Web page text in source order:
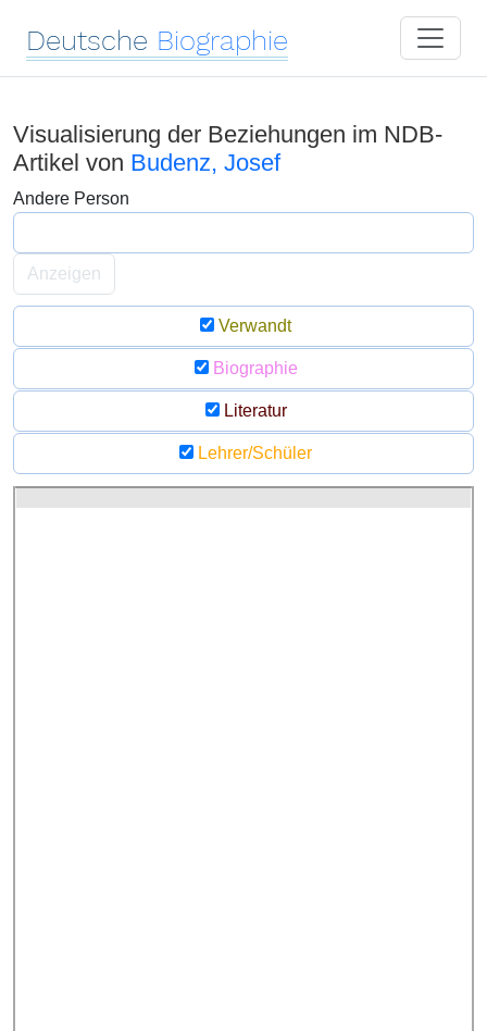
Deutsche Biographie
Visualisierung der Beziehungen im NDB-
Artikel von Budenz, Josef
Andere Person
Anzeigen
Verwandt
Biographie
Literatur
Lehrer/Schüler